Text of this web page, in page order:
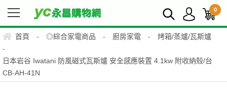
0
首頁 - ◎綜合家電商品 - 廚房家電 -
烤箱/蒸爐/瓦斯爐
-
日本岩谷 Iwatani 防風磁式瓦斯爐 安全感應裝置 4.1kw 附收納殼/台
CB-AH-41N